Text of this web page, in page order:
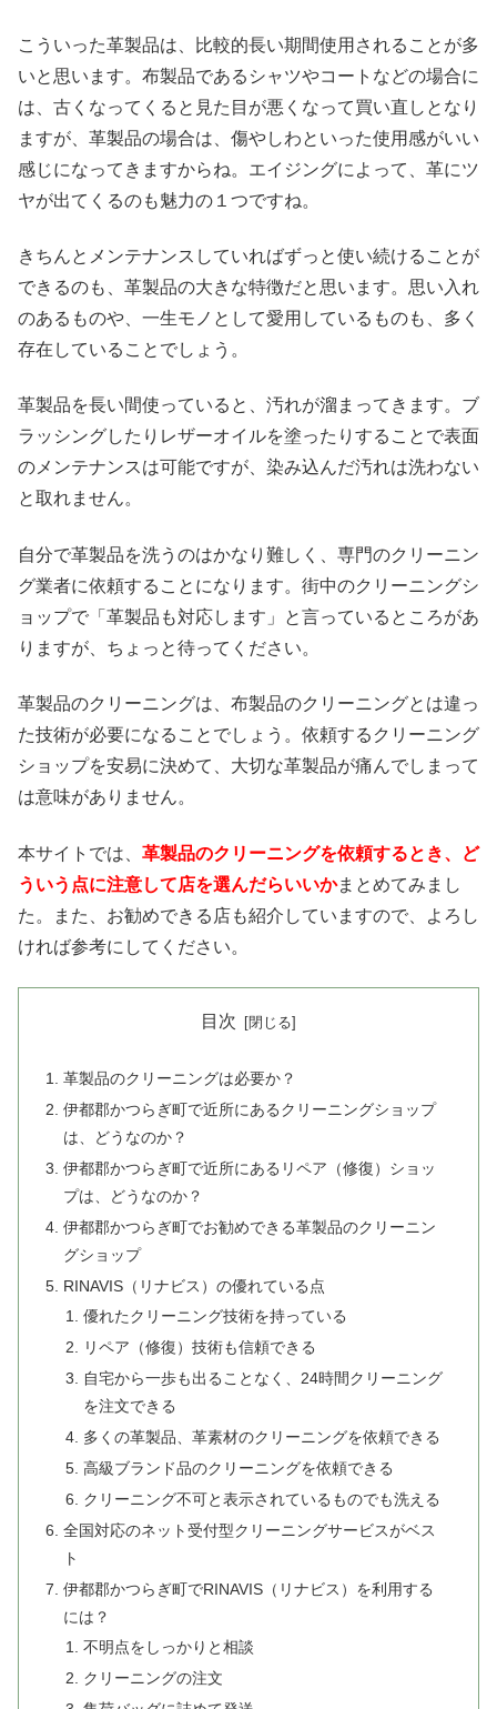
こういった革製品は、比較的長い期間使用されることが多
いと思います。布製品であるシャツやコートなどの場合に
は、古くなってくると見た目が悪くなって買い直しとなり
ますが、革製品の場合は、傷やしわといった使用感がいい
感じになってきますからね。エイジングによって、革にツ
ヤが出てくるのも魅力の１つですね。
きちんとメンテナンスしていればずっと使い続けることが
できるのも、革製品の大きな特徴だと思います。思い入れ
のあるものや、一生モノとして愛用しているものも、多く
存在していることでしょう。
革製品を長い間使っていると、汚れが溜まってきます。ブ
ラッシングしたりレザーオイルを塗ったりすることで表面
のメンテナンスは可能ですが、染み込んだ汚れは洗わない
と取れません。
自分で革製品を洗うのはかなり難しく、専門のクリーニン
グ業者に依頼することになります。街中のクリーニングシ
ョップで「革製品も対応します」と言っているところがあ
りますが、ちょっと待ってください。
革製品のクリーニングは、布製品のクリーニングとは違っ
た技術が必要になることでしょう。依頼するクリーニング
ショップを安易に決めて、大切な革製品が痛んでしまって
は意味がありません。
本サイトでは、 革製品のクリーニングを依頼するとき、ど
ういう点に注意して店を選んだらいいかまとめてみまし
た。また、お勧めできる店も紹介していますので、よろし
ければ参考にしてください。
目次
革製品のクリーニングは必要か？
伊都郡かつらぎ町で近所にあるクリーニングショップ
は、どうなのか？
伊都郡かつらぎ町で近所にあるリペア（修復）ショッ
プは、どうなのか？
伊都郡かつらぎ町でお勧めできる革製品のクリーニン
グショップ
RINAVIS（リナビス）の優れている点
優れたクリーニング技術を持っている
リペア（修復）技術も信頼できる
自宅から一歩も出ることなく、24時間クリーニング
を注文できる
多くの革製品、革素材のクリーニングを依頼できる
高級ブランド品のクリーニングを依頼できる
クリーニング不可と表示されているものでも洗える
全国対応のネット受付型クリーニングサービスがベス
ト
伊都郡かつらぎ町でRINAVIS（リナビス）を利用する
には？
不明点をしっかりと相談
クリーニングの注文